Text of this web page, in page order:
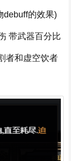
debuff的效果)
带武器百分比
者和虚空饮者